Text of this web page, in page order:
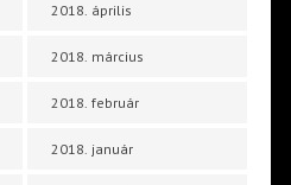
2018. április
2018. március
2018. február
2018. január